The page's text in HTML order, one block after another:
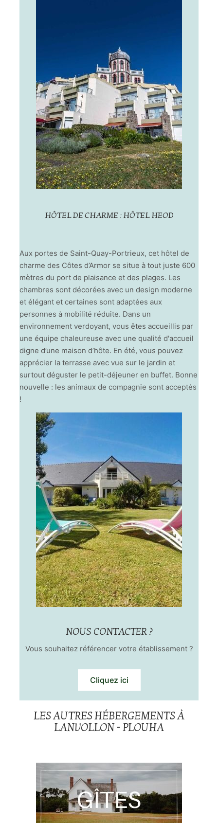
HÔTEL DE CHARME : HÔTEL HEOD
Aux portes de Saint-Quay-Portrieux, cet hôtel de
charme des Côtes d’Armor se situe à tout juste 600
mètres du port de plaisance et des plages. Les
chambres sont décorées avec un design moderne
et élégant et certaines sont adaptées aux
personnes à mobilité réduite. Dans un
environnement verdoyant, vous êtes accueillis par
une équipe chaleureuse avec une qualité d'accueil
digne d’une maison d’hôte. En été, vous pouvez
apprécier la terrasse avec vue sur le jardin et
surtout déguster le petit-déjeuner en buffet. Bonne
nouvelle : les animaux de compagnie sont acceptés
!
NOUS CONTACTER ?
Vous souhaitez référencer votre établissement ?
Cliquez ici
LES AUTRES HÉBERGEMENTS À
LANVOLLON - PLOUHA